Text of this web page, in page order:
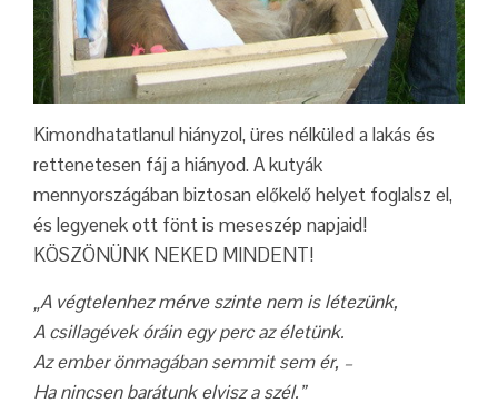
Kimondhatatlanul hiányzol, üres nélküled a lakás és
rettenetesen fáj a hiányod. A kutyák
mennyországában biztosan előkelő helyet foglalsz el,
és legyenek ott fönt is meseszép napjaid!
KÖSZÖNÜNK NEKED MINDENT!
„A végtelenhez mérve szinte nem is létezünk,
A csillagévek óráin egy perc az életünk.
Az ember önmagában semmit sem ér, –
Ha nincsen barátunk elvisz a szél.”